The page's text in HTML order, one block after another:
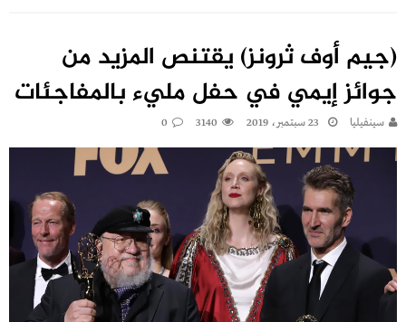
(جيم أوف ثرونز) يقتنص المزيد من
جوائز إيمي في حفل مليء بالمفاجئات
سينفيليا 23 سبتمبر، 2019 3140
0